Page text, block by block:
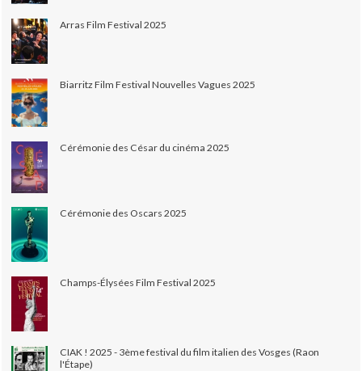
Arras Film Festival 2025
Biarritz Film Festival Nouvelles Vagues 2025
Cérémonie des César du cinéma 2025
Cérémonie des Oscars 2025
Champs-Élysées Film Festival 2025
CIAK ! 2025 - 3ème festival du film italien des Vosges (Raon
l'Étape)